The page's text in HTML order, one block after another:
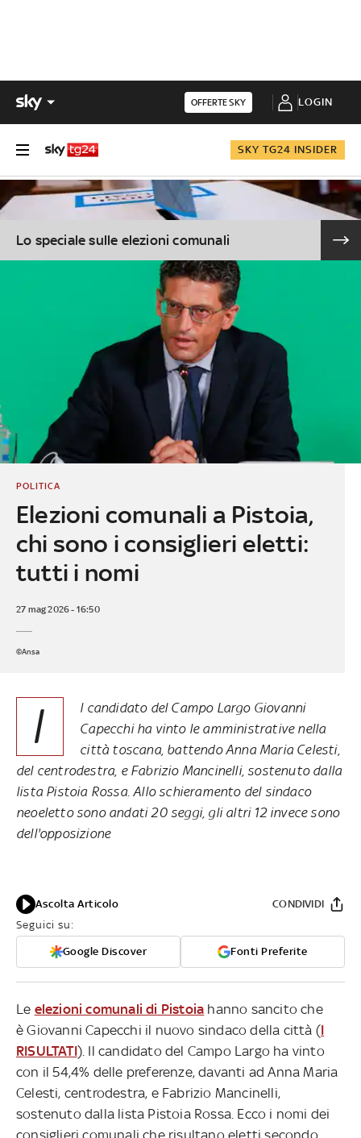
OFFERTE SKY LOGIN
SKY TG24 INSIDER
Lo speciale sulle elezioni comunali
Elezioni comunali a Pistoia,
chi sono i consiglieri eletti:
tutti i nomi
POLITICA
27 mag 2026 - 16:50
©Ansa
I
l candidato del Campo Largo Giovanni
Capecchi ha vinto le amministrative nella
città toscana, battendo Anna Maria Celesti,
del centrodestra, e Fabrizio Mancinelli, sostenuto dalla
lista Pistoia Rossa. Allo schieramento del sindaco
neoeletto sono andati 20 seggi, gli altri 12 invece sono
dell'opposizione
Ascolta Articolo
Seguici su:
Google Discover Fonti Preferite
CONDIVIDI
Le elezioni comunali di Pistoia hanno sancito che
è Giovanni Capecchi il nuovo sindaco della città (I
RISULTATI). Il candidato del Campo Largo ha vinto
con il 54,4% delle preferenze, davanti ad Anna Maria
Celesti, centrodestra, e Fabrizio Mancinelli,
sostenuto dalla lista Pistoia Rossa. Ecco i nomi dei
consiglieri comunali che risultano eletti secondo